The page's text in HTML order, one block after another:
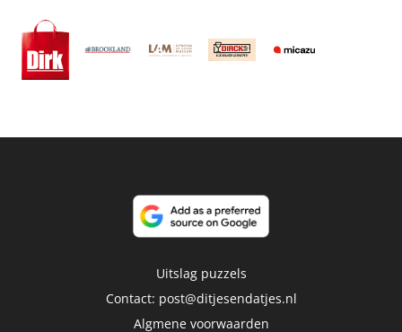
Uitslag puzzels
Contact: post@ditjesendatjes.nl
Algmene voorwaarden